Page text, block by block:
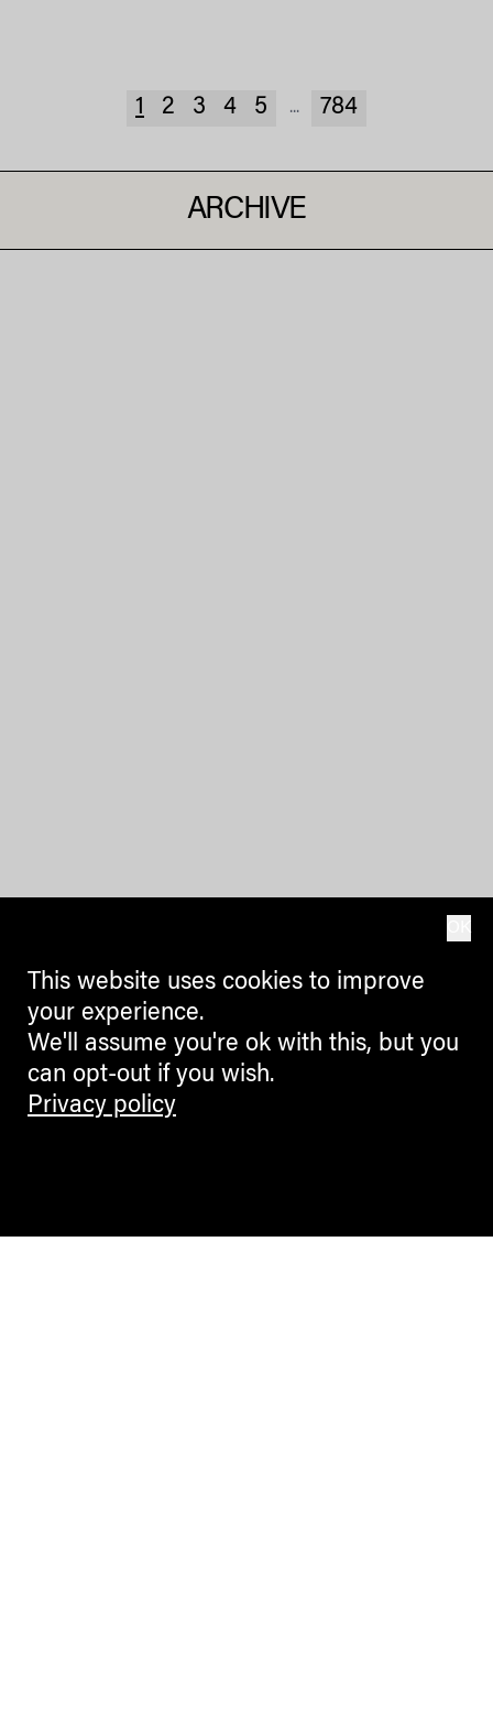
1 2 3 4 5 ... 784
ARCHIVE
This website uses cookies to improve
your experience.
We'll assume you're ok with this, but you
can opt-out if you wish.
Privacy policy